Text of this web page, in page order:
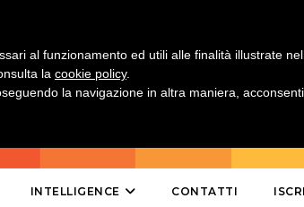
INTELLIGENCE CONTATTI
al funzionamento ed utili alle finalità illustrate
la cookie policy.
la navigazione in altra maniera, acconsenti